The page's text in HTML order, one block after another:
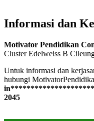
Informasi dan
Motivator Pendidikan
Cluster Edelweiss B
Untuk informasi dan
hubungi
in*********************
2045